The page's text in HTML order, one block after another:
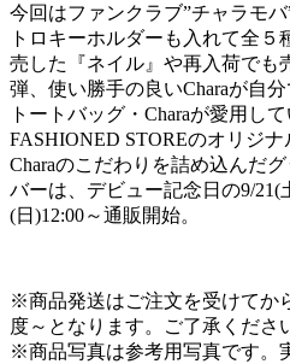
今回はファンクラブ”チャラモ
トロキーホルダーも入れて全
売した『ネイル』や再入荷でも
弾、使い勝手の良いCharaが自
トートバッグ・Charaが愛用し
FASHIONED STOREのオリジナ
Charaのこだわりを詰め込んだ
バーは、デビュー記念日の9/21(
(日)12:00～通販開始。
※商品発送はご注文を受けてか
度～となります。ご了承くださ
※商品写真は参考用写真です。